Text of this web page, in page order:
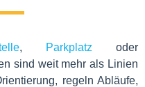
, Parkplatz oder
sind weit mehr als Linien
regeln Abläufe,